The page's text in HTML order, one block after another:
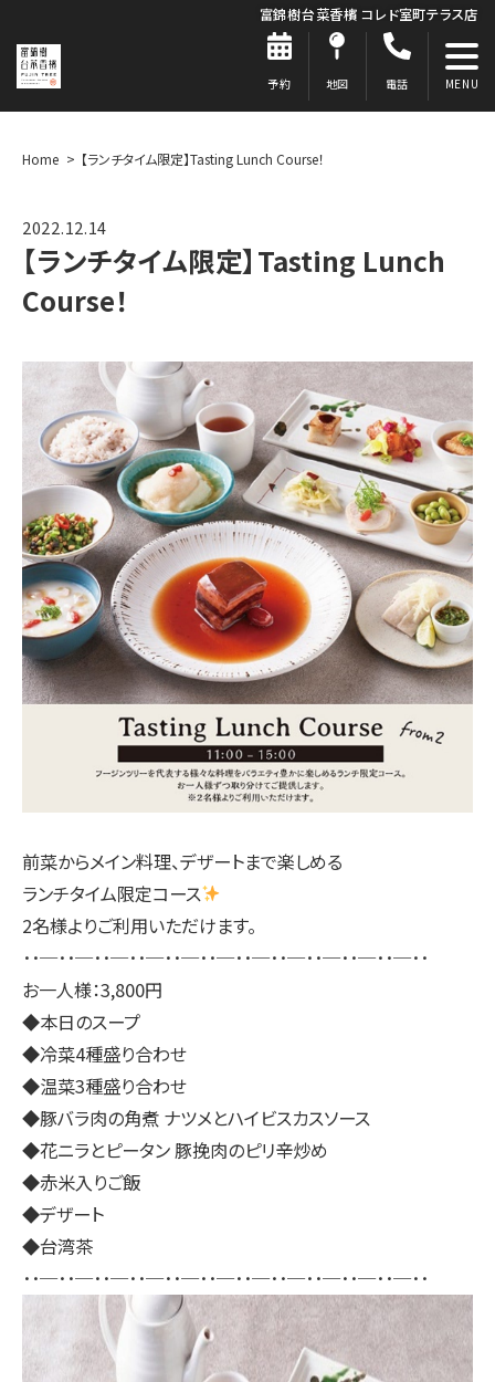
富錦樹台菜香檳 コレド室町テラス店
予約 地図 電話
Home 【ランチタイム限定】Tasting Lunch Course！
2022.12.14
【ランチタイム限定】Tasting Lunch
Course！
前菜からメイン料理、デザートまで楽しめる
ランチタイム限定コース
2名様よりご利用いただけます。
･･─･･─･･─･･─･･─･･─･･─･･─･･─･･─･･─･･
お一人様：3,800円
◆本日のスープ
◆冷菜4種盛り合わせ
◆温菜3種盛り合わせ
◆豚バラ肉の角煮 ナツメとハイビスカスソース
◆花ニラとピータン 豚挽肉のピリ辛炒め
◆赤米入りご飯
◆デザート
◆台湾茶
･･─･･─･･─･･─･･─･･─･･─･･─･･─･･─･･─･･